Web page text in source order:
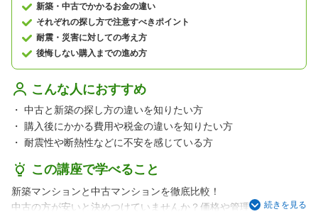
新築・中古でかかるお金の違い
それぞれの探し方で注意すべきポイント
耐震・災害に対しての考え方
後悔しない購入までの進め方
こんな人におすすめ
・ 中古と新築の探し方の違いを知りたい方
・
購入後にかかる費用や税金の違いを知りたい方
・ 耐震性や断熱性などに不安を感じている方
この講座で学べること
新築マンションと中古マンションを徹底比較！
中古の方が安いと決めつけていませんか？価格や管理費など諸費
続きを見る